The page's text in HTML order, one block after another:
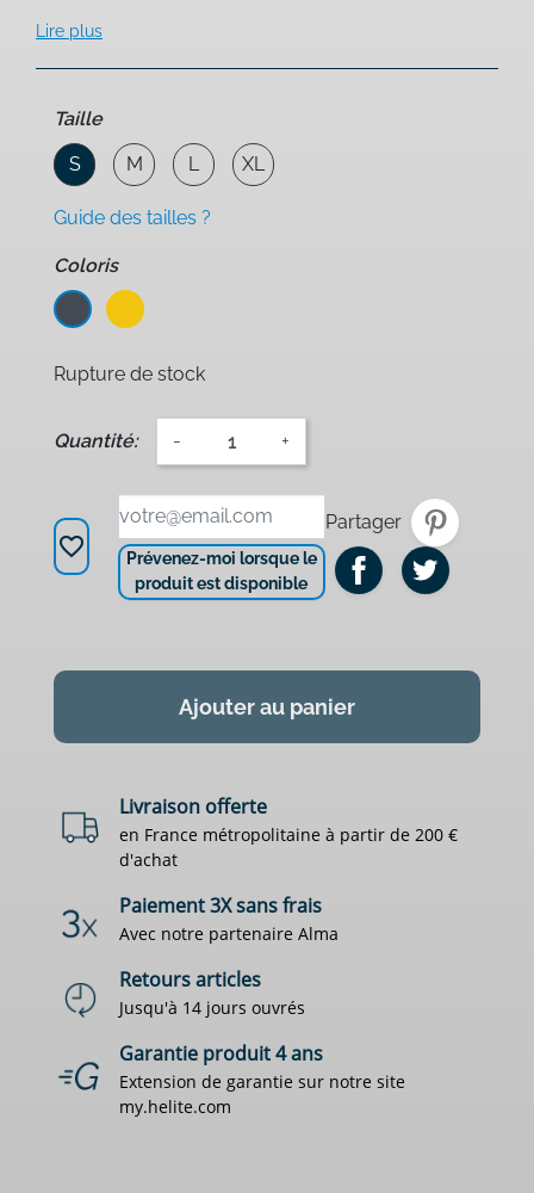
Lire plus
Taille
S
M L XL
Guide des tailles ?
Coloris
Noir
Jaune
Rupture de stock
Quantité: - +
favorite_border
Prévenez-moi lorsque le
produit est disponible
Partager
Ajouter au panier
Livraison offerte
en France métropolitaine à partir de 200 €
d'achat
Paiement 3X sans frais
Avec notre partenaire Alma
Retours articles
Jusqu'à 14 jours ouvrés
Garantie produit 4 ans
Extension de garantie sur notre site
my.helite.com